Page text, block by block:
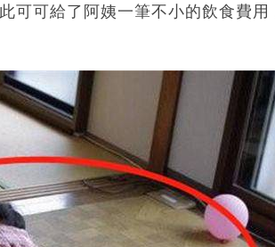
可可給了阿姨一筆不小的飲食費用